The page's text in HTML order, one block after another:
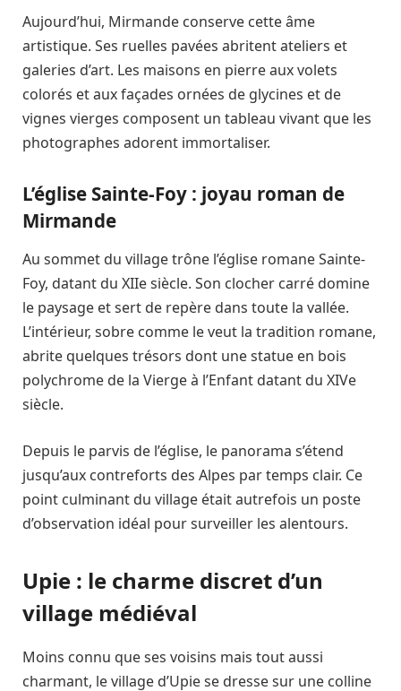
Aujourd’hui, Mirmande conserve cette âme
artistique. Ses ruelles pavées abritent ateliers et
galeries d’art. Les maisons en pierre aux volets
colorés et aux façades ornées de glycines et de
vignes vierges composent un tableau vivant que les
photographes adorent immortaliser.
L’église Sainte-Foy : joyau roman de
Mirmande
Au sommet du village trône l’église romane Sainte-
Foy, datant du XIIe siècle. Son clocher carré domine
le paysage et sert de repère dans toute la vallée.
L’intérieur, sobre comme le veut la tradition romane,
abrite quelques trésors dont une statue en bois
polychrome de la Vierge à l’Enfant datant du XIVe
siècle.
Depuis le parvis de l’église, le panorama s’étend
jusqu’aux contreforts des Alpes par temps clair. Ce
point culminant du village était autrefois un poste
d’observation idéal pour surveiller les alentours.
Upie : le charme discret d’un
village médiéval
Moins connu que ses voisins mais tout aussi
charmant, le village d’Upie se dresse sur une colline